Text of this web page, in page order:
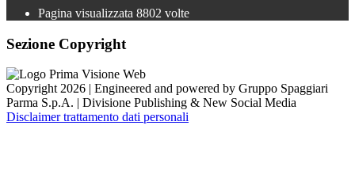
Pagina visualizzata 8802 volte
Sezione Copyright
Copyright 2026 | Engineered and powered by Gruppo Spaggiari
Parma S.p.A. | Divisione Publishing & New Social Media
Disclaimer trattamento dati personali